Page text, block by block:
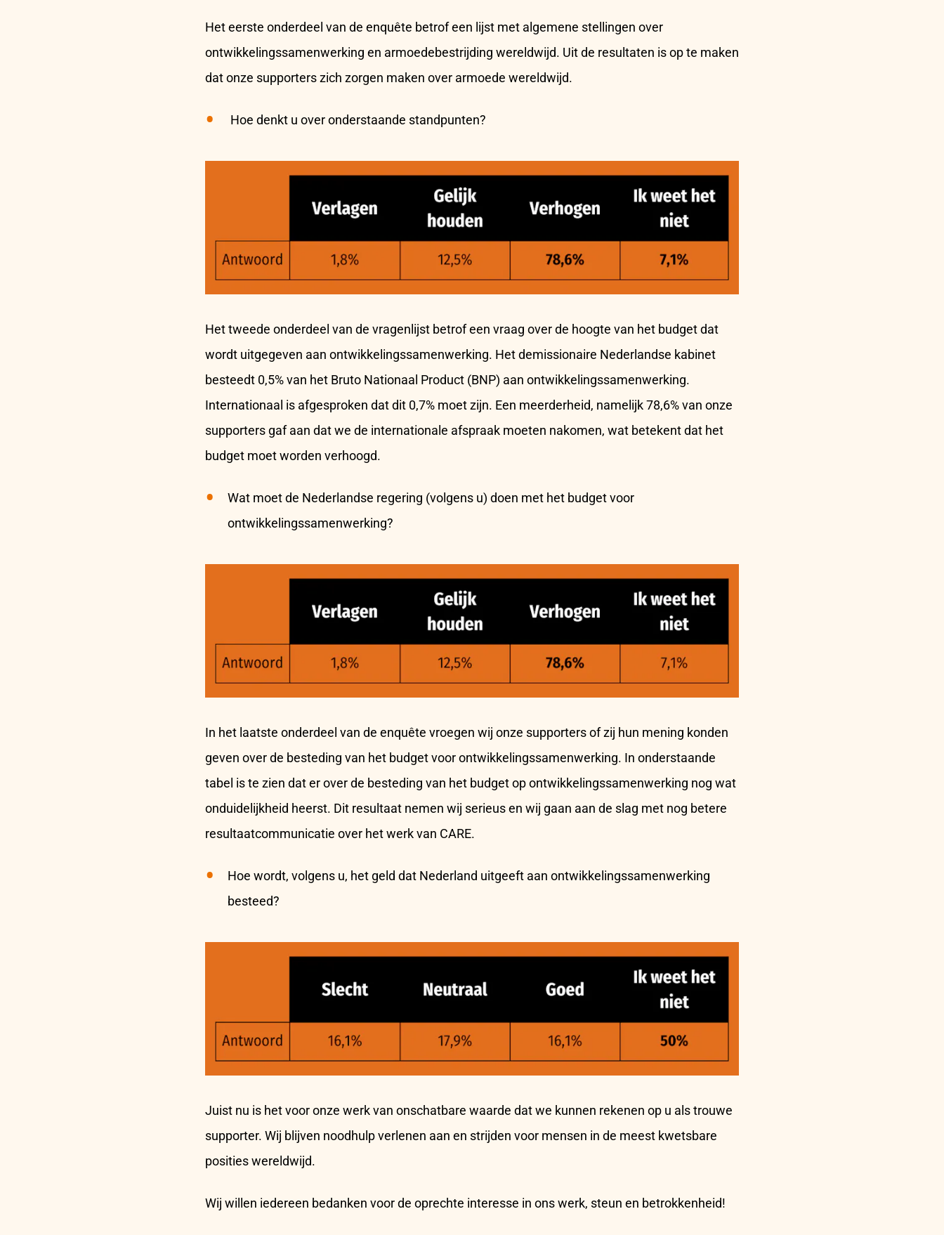
Het eerste onderdeel van de enquête betrof een lijst met algemene stellingen over
ontwikkelingssamenwerking en armoedebestrijding wereldwijd. Uit de resultaten is op te maken
dat onze supporters zich zorgen maken over armoede wereldwijd.
Hoe denkt u over onderstaande standpunten?
Het tweede onderdeel van de vragenlijst betrof een vraag over de hoogte van het budget dat
wordt uitgegeven aan ontwikkelingssamenwerking. Het demissionaire Nederlandse kabinet
besteedt 0,5% van het Bruto Nationaal Product (BNP) aan ontwikkelingssamenwerking.
Internationaal is afgesproken dat dit 0,7% moet zijn. Een meerderheid, namelijk 78,6% van onze
supporters gaf aan dat we de internationale afspraak moeten nakomen, wat betekent dat het
budget moet worden verhoogd.
Wat moet de Nederlandse regering (volgens u) doen met het budget voor
ontwikkelingssamenwerking?
In het laatste onderdeel van de enquête vroegen wij onze supporters of zij hun mening konden
geven over de besteding van het budget voor ontwikkelingssamenwerking. In onderstaande
tabel is te zien dat er over de besteding van het budget op ontwikkelingssamenwerking nog wat
onduidelijkheid heerst. Dit resultaat nemen wij serieus en wij gaan aan de slag met nog betere
resultaatcommunicatie over het werk van CARE.
Hoe wordt, volgens u, het geld dat Nederland uitgeeft aan ontwikkelingssamenwerking
besteed?
Juist nu is het voor onze werk van onschatbare waarde dat we kunnen rekenen op u als trouwe
supporter. Wij blijven noodhulp verlenen aan en strijden voor mensen in de meest kwetsbare
posities wereldwijd.
Wij willen iedereen bedanken voor de oprechte interesse in ons werk, steun en betrokkenheid!